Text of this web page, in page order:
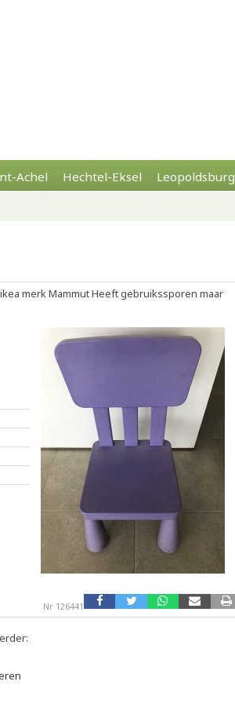
Achel Hechtel-Eksel Leopoldsburg
merk Mammut Heeft gebruikssporen maar
Nr 126441